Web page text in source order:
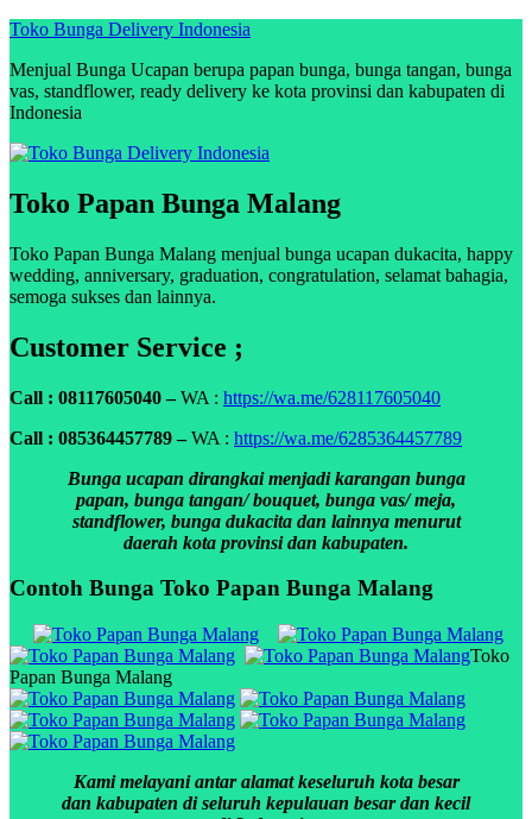
Skip
content
Toko Bunga Delivery Indonesia
Menjual Bunga Ucapan berupa papan bunga, bunga tangan, bunga
vas, standflower, ready delivery ke kota provinsi dan kabupaten di
Indonesia
Toko Papan Bunga Malang
Toko Papan Bunga Malang menjual bunga ucapan dukacita, happy
wedding, anniversary, graduation, congratulation, selamat bahagia,
semoga sukses dan lainnya.
Customer Service ;
Call : 08117605040 –WA : https://wa.me/628117605040
Call : 085364457789 –WA : https://wa.me/6285364457789
Bunga ucapan dirangkai menjadi karangan bunga
papan, bunga tangan/ bouquet, bunga vas/ meja,
standflower, bunga dukacita dan lainnya menurut
daerah kota provinsi dan kabupaten.
Contoh Bunga Toko Papan Bunga Malang
Toko
Papan Bunga Malang
Kami melayani antar alamat keseluruh kota besar
dan kabupaten di seluruh kepulauan besar dan kecil